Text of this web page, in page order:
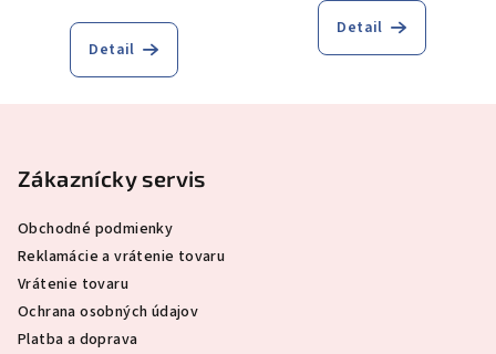
Detail
Detail
Zákaznícky servis
Obchodné podmienky
Reklamácie a vrátenie tovaru
Vrátenie tovaru
Ochrana osobných údajov
Platba a doprava